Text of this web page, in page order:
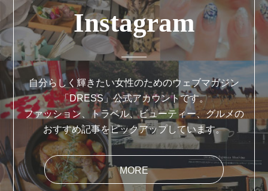
Instagram
自分らしく輝きたい女性のためのウェブマガジン
「DRESS」公式アカウントです。
ファッション、トラベル、ビューティー、グルメの
おすすめ記事をピックアップしています。
MORE